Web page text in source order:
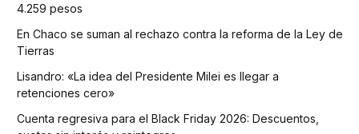
4.259 pesos
En Chaco se suman al rechazo contra la reforma de la Ley de
Tierras
Lisandro: «La idea del Presidente Milei es llegar a
retenciones cero»
Cuenta regresiva para el Black Friday 2026: Descuentos,